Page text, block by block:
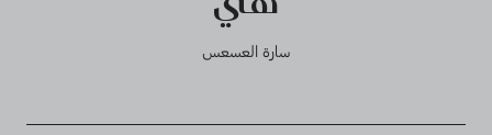
سارة العسعس